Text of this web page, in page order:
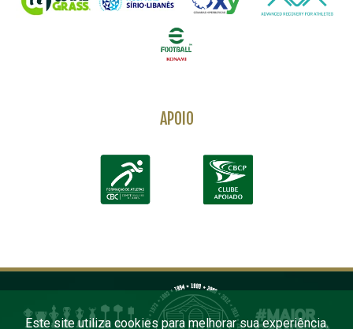
APOIO
Este site utiliza cookies para melhorar sua experiência.